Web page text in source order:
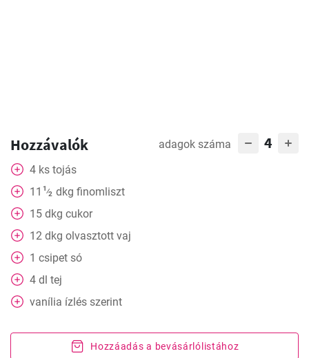
Hozzávalók adagok száma 4
4 ks tojás
11 1⁄2 dkg finomliszt
15 dkg cukor
12 dkg olvasztott vaj
1 csipet só
4 dl tej
vanília ízlés szerint
Hozzáadás a bevásárlólistához